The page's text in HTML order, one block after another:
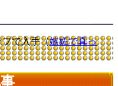
で入手（嫉妬で真っ